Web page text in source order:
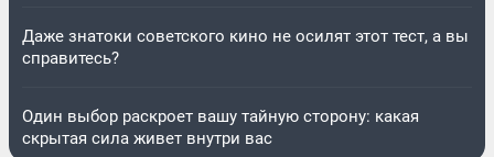
Даже знатоки советского кино не осилят этот тест, а вы
справитесь?
Один выбор раскроет вашу тайную сторону: какая
скрытая сила живет внутри вас